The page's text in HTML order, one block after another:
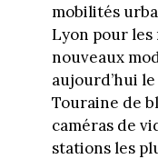
mobilités
Lyon pour
nouveaux
aujourd’hui
Touraine de
caméras de
stations les